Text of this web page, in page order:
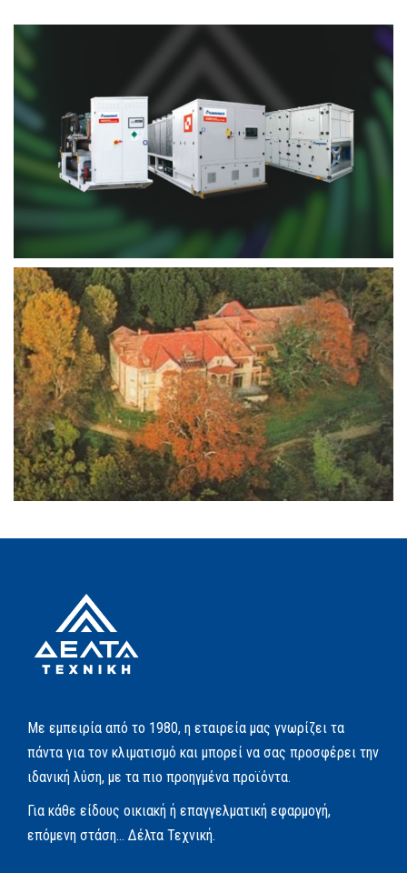
Με εμπειρία από το 1980, η εταιρεία μας γνωρίζει τα
πάντα για τον κλιματισμό και μπορεί να σας προσφέρει την
ιδανική λύση, με τα πιο προηγμένα προϊόντα.
Για κάθε είδους οικιακή ή επαγγελματική εφαρμογή,
επόμενη στάση… Δέλτα Τεχνική.